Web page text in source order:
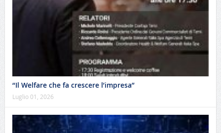
“Il Welfare che fa crescere l’impresa”
Luglio 01, 2026